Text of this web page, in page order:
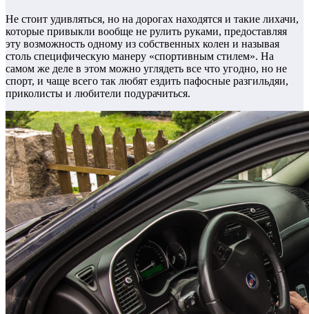
Не стоит удивляться, но на дорогах находятся и такие лихачи,
которые привыкли вообще не рулить руками, предоставляя
эту возможность одному из собственных колен и называя
столь специфическую манеру «спортивным стилем». На
самом же деле в этом можно углядеть все что угодно, но не
спорт, и чаще всего так любят ездить пафосные разгильдяи,
приколисты и любители подурачиться.